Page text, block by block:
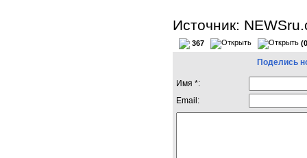
Источник:
367
Поделись
Имя *:
Email: